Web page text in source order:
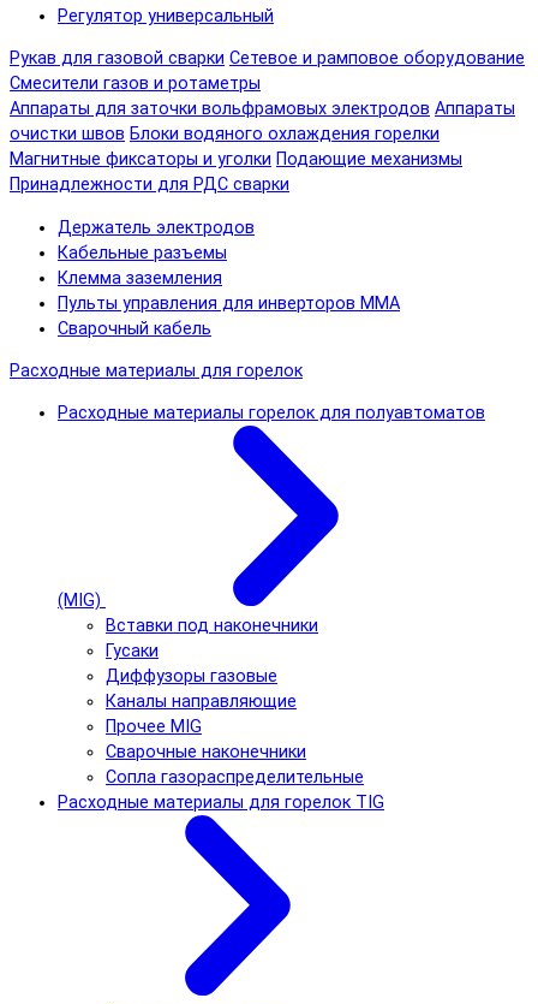
Регулятор универсальный
Рукав для газовой сварки Сетевое и рамповое оборудование
Смесители газов и ротаметры
Аппараты для заточки вольфрамовых электродов Аппараты
очистки швов Блоки водяного охлаждения горелки
Магнитные фиксаторы и уголки Подающие механизмы
Принадлежности для РДС сварки
Держатель электродов
Кабельные разъемы
Клемма заземления
Пульты управления для инверторов MMA
Сварочный кабель
Расходные материалы для горелок
Расходные материалы горелок для полуавтоматов
(MIG)
Вставки под наконечники
Гусаки
Диффузоры газовые
Каналы направляющие
Прочее MIG
Сварочные наконечники
Сопла газораспределительные
Расходные материалы для горелок TIG